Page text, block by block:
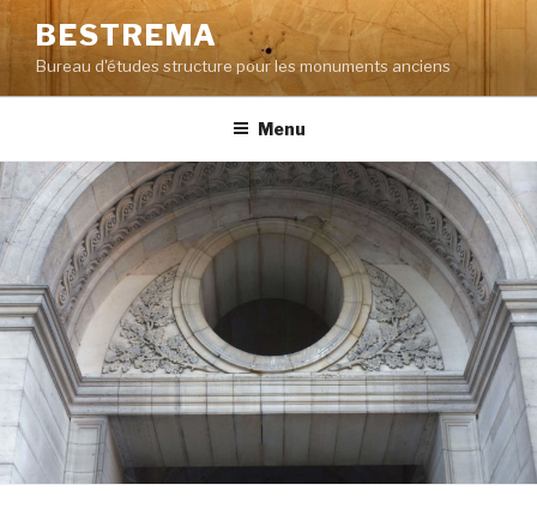
Aller
au
contenu
principal
BESTREMA
Bureau d'études structure pour les monuments anciens
Menu